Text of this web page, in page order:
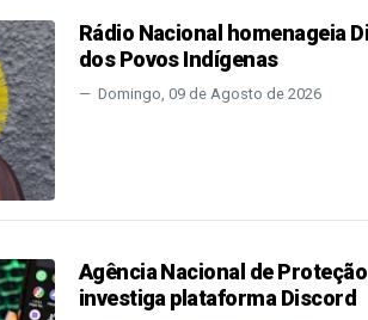
Rádio Nacional homenageia
dos Povos Indígenas
Domingo, 09 de Agosto de 2026
Agência Nacional de
investiga plataforma Discord